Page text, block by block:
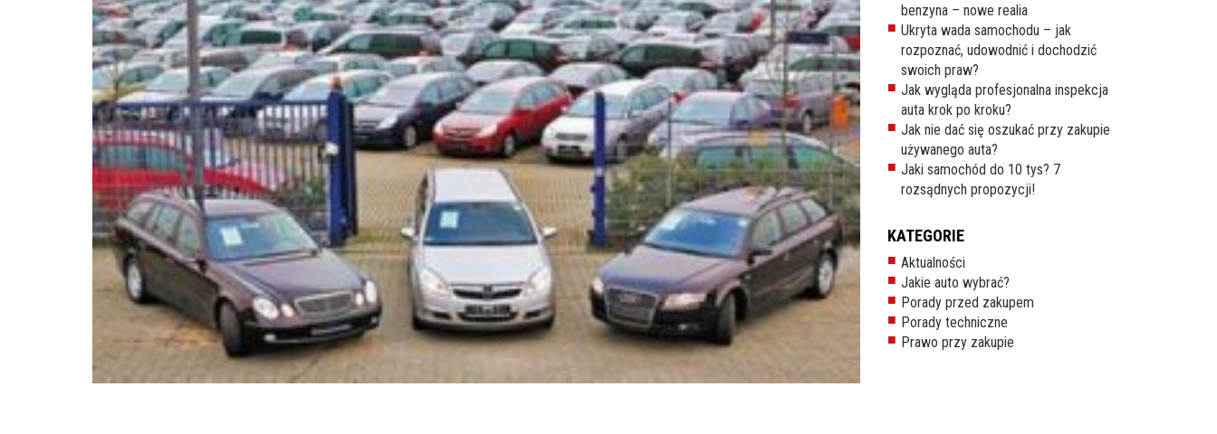
kontakt@auto-
inspekcje.pl
Mazowieckie
benzyna – nowe realia
Ukryta wada samochodu – jak
rozpoznać, udowodnić i dochodzić
swoich praw?
Jak wygląda profesjonalna inspekcja
auta krok po kroku?
Jak nie dać się oszukać przy zakupie
używanego auta?
Jaki samochód do 10 tys? 7
rozsądnych propozycji!
KATEGORIE
Aktualności
Jakie auto wybrać?
Porady przed zakupem
Porady techniczne
Prawo przy zakupie